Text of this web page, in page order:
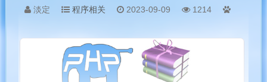
淡定 程序相关 2023-09-09 1214